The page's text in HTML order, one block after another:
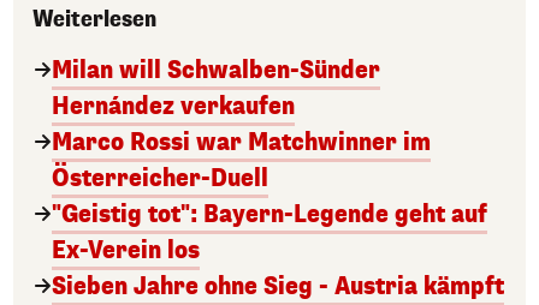
Weiterlesen
Milan will Schwalben-Sünder
Hernández verkaufen
Marco Rossi war Matchwinner im
Österreicher-Duell
"Geistig tot": Bayern-Legende geht auf
Ex-Verein los
Sieben Jahre ohne Sieg - Austria kämpft